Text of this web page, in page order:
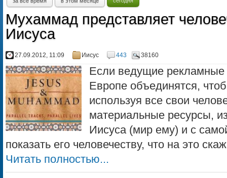
Мухаммад представляет
Иисуса
27.09.2012, 11:09 Иисус 443 38160
Если ведущие рекламные
Европе объединятся,
используя все свои
материальные ресурсы,
Иисуса (мир ему) и с
показать его человечеству, что на это
Читать полностью...